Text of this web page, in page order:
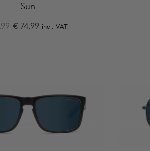
Sun
€ 74,99 incl. VAT